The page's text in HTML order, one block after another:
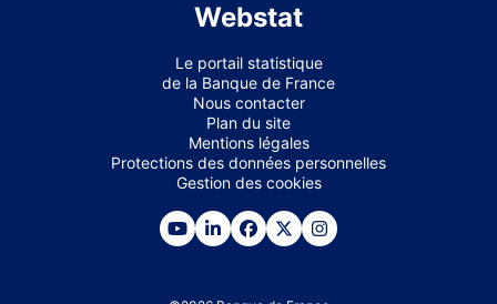
Webstat
Le portail statistique
de la Banque de France
Nous contacter
Plan du site
Mentions légales
Protections des données personnelles
Gestion des cookies